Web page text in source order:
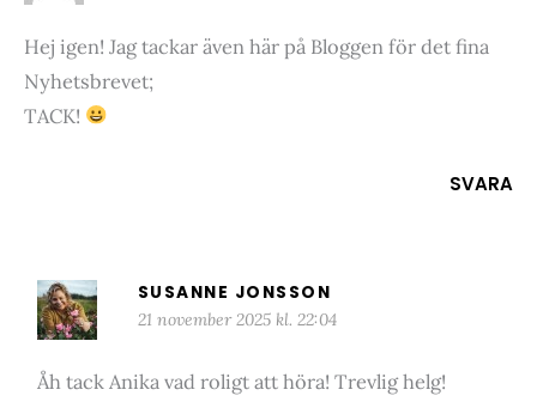
Hej igen! Jag tackar även här på Bloggen för det fina
Nyhetsbrevet;
TACK!
SVARA
SUSANNE JONSSON
21 november 2025 kl. 22:04
Åh tack Anika vad roligt att höra! Trevlig helg!